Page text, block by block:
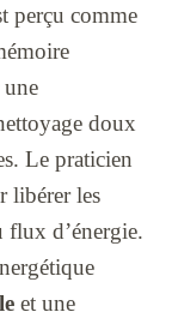
perçu comme
doux
Le praticien
libérer les
flux d’énergie.
et une